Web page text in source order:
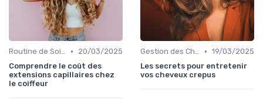
Routine de Soins pour Cheveux Bouclés •
20/03/2025
Comprendre le coût des
extensions capillaires chez
le coiffeur
Gestion des Cheveux Texturés au Quotidien • 19/03/2025
Les secrets pour entretenir
vos cheveux crepus